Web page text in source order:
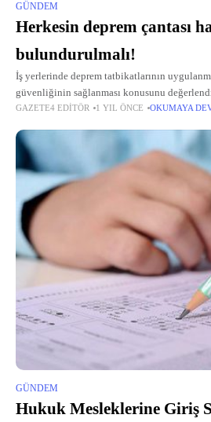
GÜNDEM
Herkesin deprem çantası
bulundurulmalı!
İş yerlerinde deprem tatbikatlarının
güvenliğinin sağlanması konusunu
tatbikatların, tespit edilen eksiklikler
GAZETE4 EDITÖR 1 YIL ÖNCE OKUMAYA
GÜNDEM
Hukuk Mesleklerine Giriş